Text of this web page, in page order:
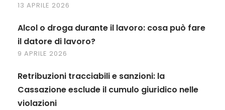
13 APRILE 2026
Alcol o droga durante il lavoro: cosa può fare
il datore di lavoro?
9 APRILE 2026
Retribuzioni tracciabili e sanzioni: la
Cassazione esclude il cumulo giuridico nelle
violazioni